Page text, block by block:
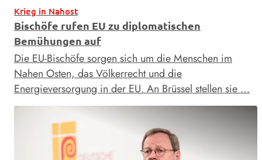
Krieg in Nahost
Bischöfe rufen EU zu diplomatischen
Bemühungen auf
Die EU-Bischöfe sorgen sich um die Menschen im
Nahen Osten, das Völkerrecht und die
Energieversorgung in der EU. An Brüssel stellen sie …